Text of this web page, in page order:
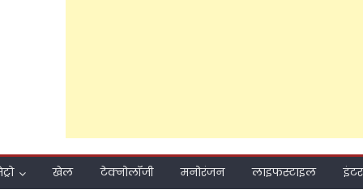
खेल टेक्नोलॉजी मनोरंजन लाइफस्टाइल